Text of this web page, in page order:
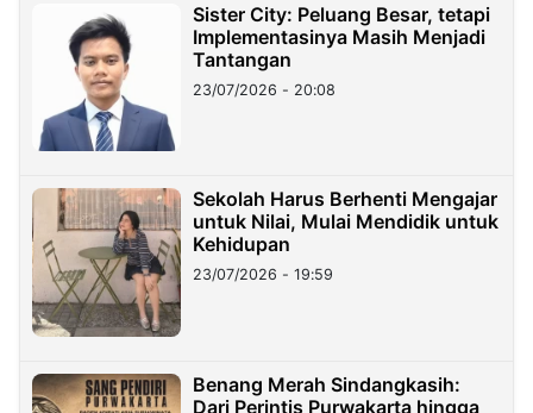
Sister City: Peluang Besar, tetapi
Implementasinya Masih Menjadi
Tantangan
23/07/2026 - 20:08
Sekolah Harus Berhenti Mengajar
untuk Nilai, Mulai Mendidik untuk
Kehidupan
23/07/2026 - 19:59
Benang Merah Sindangkasih:
Dari Perintis Purwakarta hingga